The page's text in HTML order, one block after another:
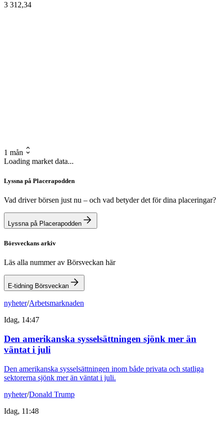
3 312,34
1 mån
Loading market data...
Lyssna på Placerapodden
Vad driver börsen just nu – och vad betyder det för dina placeringar?
Lyssna på Placerapodden
Börsveckans arkiv
Läs alla nummer av Börsveckan här
E-tidning Börsveckan
nyheter/Arbetsmarknaden
Idag, 14:47
Den amerikanska sysselsättningen sjönk mer än
väntat i juli
Den amerikanska sysselsättningen inom både privata och statliga
sektorerna sjönk mer än väntat i juli.
nyheter/Donald Trump
Idag, 11:48